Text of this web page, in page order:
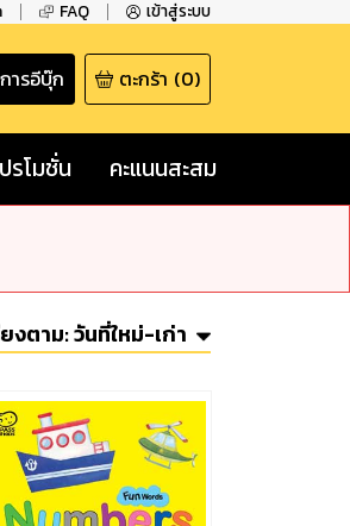
FAQ เข้าสู่ระบบ
ารอีบุ๊ก ตะกร้า (0)
รโมชั่น คะแนนสะสม
ยงตาม:วันที่ใหม่-เก่า